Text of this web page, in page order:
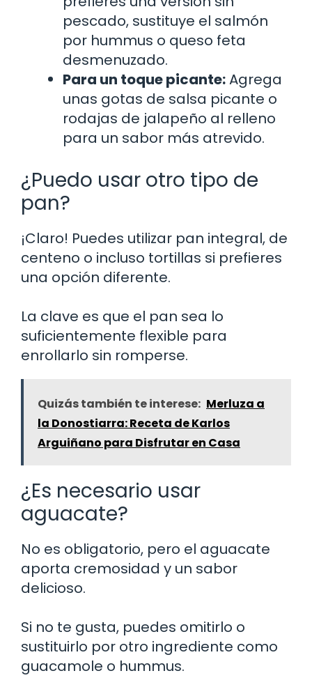
pescado, sustituye el salmón
por hummus o queso feta
desmenuzado.
Para un toque picante:Agrega
unas gotas de salsa picante o
rodajas de jalapeño al relleno
para un sabor más atrevido.
¿Puedo usar otro tipo de
pan?
¡Claro! Puedes utilizar pan integral, de
centeno o incluso tortillas si prefieres
una opción diferente.
La clave es que el pan sea lo
suficientemente flexible para
enrollarlo sin romperse.
Quizás también te interese: Merluza a
la Donostiarra: Receta de Karlos
Arguiñano para Disfrutar en Casa
¿Es necesario usar
aguacate?
No es obligatorio, pero el aguacate
aporta cremosidad y un sabor
delicioso.
Si no te gusta, puedes omitirlo o
sustituirlo por otro ingrediente como
guacamole o hummus.